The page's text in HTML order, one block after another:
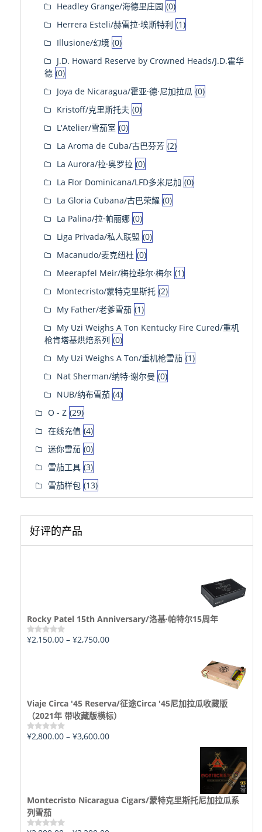
Headley Grange/海德里庄园 (0)
Herrera Esteli/赫雷拉·埃斯特利 (1)
Illusione/幻境 (0)
J.D. Howard Reserve by Crowned Heads/J.D.霍华
德 (0)
Joya de Nicaragua/霍亚·德·尼加拉瓜 (0)
Kristoff/克里斯托夫 (0)
L'Atelier/雪茄室 (0)
La Aroma de Cuba/古巴芬芳 (2)
La Aurora/拉·奥罗拉 (0)
La Flor Dominicana/LFD多米尼加 (0)
La Gloria Cubana/古巴荣耀 (0)
La Palina/拉·帕丽娜 (0)
Liga Privada/私人联盟 (0)
Macanudo/麦克纽杜 (0)
Meerapfel Meir/梅拉菲尔·梅尔 (1)
Montecristo/蒙特克里斯托 (2)
My Father/老爹雪茄 (1)
My Uzi Weighs A Ton Kentucky Fire Cured/重机
枪肯塔基烘焙系列 (0)
My Uzi Weighs A Ton/重机枪雪茄 (1)
Nat Sherman/纳特·谢尔曼 (0)
NUB/纳布雪茄 (4)
O - Z (29)
在线充值 (4)
迷你雪茄 (0)
雪茄工具 (3)
雪茄样包 (13)
好评的产品
Rocky Patel 15th Anniversary/洛基·帕特尔15周年
评
¥2,150.00 – ¥2,750.00
Viaje Circa '45 Reserva/征途Circa '45尼加拉瓜收藏版
（2021年 带收藏版横标）
评
¥2,800.00 – ¥3,600.00
Montecristo Nicaragua Cigars/蒙特克里斯托尼加拉瓜系
列雪茄